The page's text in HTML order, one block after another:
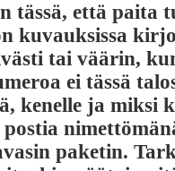
tässä, että paita
kuvauksissa
tai väärin,
ei tässä
kenelle ja miksi
paketin.